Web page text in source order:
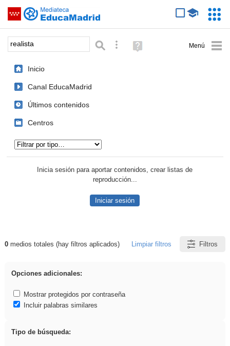
Saltar navegación
Palabra o frase: Búsqueda avanzada
Ayuda
(en
Inicio
Canal EducaMadrid
Últimos contenidos
Centros
Inicia sesión para aportar contenidos, crear listas de
reproducción...
Iniciar sesión
Resultados de: realista
0medios totales (hay filtros aplicados) Limpiar filtros Filtros
Opciones adicionales:
Mostrar protegidos por contraseña
Incluir palabras similares
Tipo de búsqueda: